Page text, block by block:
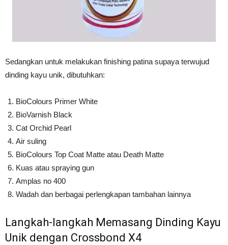
Sedangkan untuk melakukan finishing patina supaya terwujud
dinding kayu unik, dibutuhkan:
BioColours Primer White
BioVarnish Black
Cat Orchid Pearl
Air suling
BioColours Top Coat Matte atau Death Matte
Kuas atau spraying gun
Amplas no 400
Wadah dan berbagai perlengkapan tambahan lainnya
Langkah-langkah Memasang Dinding Kayu
Unik dengan Crossbond X4